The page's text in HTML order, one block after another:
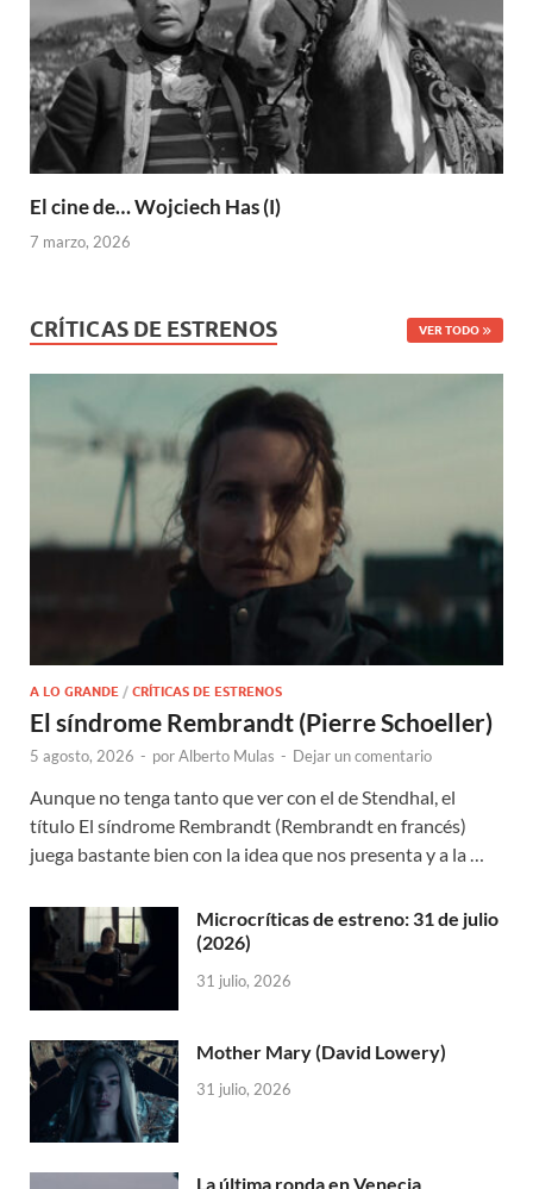
El cine de… Wojciech Has (I)
7 marzo, 2026
CRÍTICAS DE ESTRENOS VER TODO
A LO GRANDE / CRÍTICAS DE ESTRENOS
El síndrome Rembrandt (Pierre Schoeller)
5 agosto, 2026 - porAlberto Mulas - Dejar un comentario
Aunque no tenga tanto que ver con el de Stendhal, el
título El síndrome Rembrandt (Rembrandt en francés)
juega bastante bien con la idea que nos presenta y a la …
Microcríticas de estreno: 31 de julio
(2026)
31 julio, 2026
Mother Mary (David Lowery)
31 julio, 2026
La última ronda en Venecia